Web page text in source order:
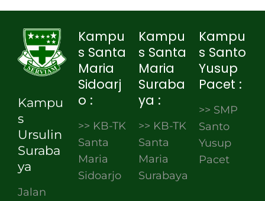
Kampu
s
Ursulin
Suraba
ya
Jalan
Kampu
s Santa
Maria
Sidoarj
o :
>> KB-TK
Santa
Maria
Sidoarjo
Kampu
s Santa
Maria
Suraba
ya :
>> KB-TK
Santa
Maria
Surabaya
Kampu
s Santo
Yusup
Pacet :
>> SMP
Santo
Yusup
Pacet